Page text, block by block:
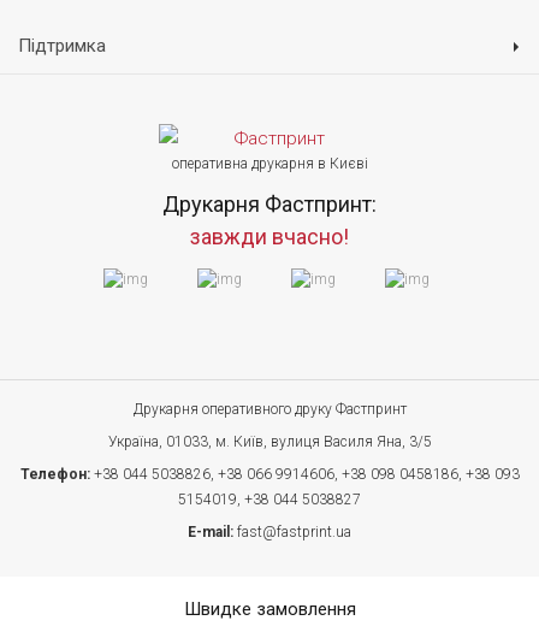
Підтримка
оперативна друкарня в Києві
Друкарня Фастпринт:
завжди вчасно!
Друкарня оперативного друку Фастпринт
Україна, 01033, м. Київ, вулиця Василя Яна, 3/5
Телефон:+38 044 5038826, +38 066 9914606, +38 098 0458186, +38 093
5154019, +38 044 5038827
E-mail: fast@fastprint.ua
Швидке замовлення